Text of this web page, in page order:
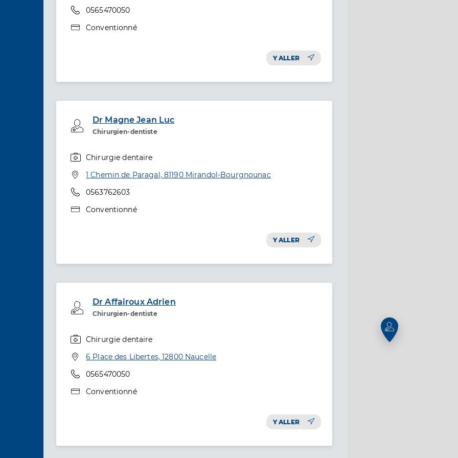
Téléphone
0565470050
Type de convention
Conventionné
Y ALLER
Dr Magne Jean Luc
Chirurgien-dentiste
Professionel de santé
Chirurgie dentaire
Adresse
1 Chemin de Paragal, 81190 Mirandol-Bourgnounac
Téléphone
0563762603
Type de convention
Conventionné
Y ALLER
Dr Affairoux Adrien
Chirurgien-dentiste
Professionel de santé
Chirurgie dentaire
Adresse
6 Place des Libertes, 12800 Naucelle
Téléphone
0565470050
Type de convention
Conventionné
Y ALLER